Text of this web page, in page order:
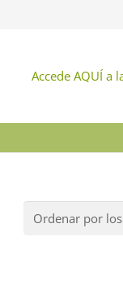
Accede AQUÍ a